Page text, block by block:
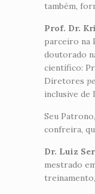
também,
Prof. Dr.
parceiro na
doutorado
científico:
Diretores
inclusive de
Seu
confreira,
Dr. Luiz
mestrado